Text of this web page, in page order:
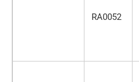
RA0052